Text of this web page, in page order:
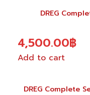
DREG
4,500.00฿
Add to cart
DREG Complete